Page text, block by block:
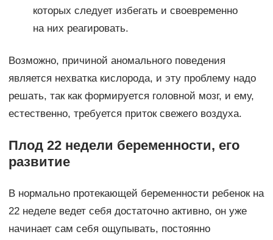
которых следует избегать и своевременно
на них реагировать.
Возможно, причиной аномального поведения
является нехватка кислорода, и эту проблему надо
решать, так как формируется головной мозг, и ему,
естественно, требуется приток свежего воздуха.
Плод 22 недели беременности, его
развитие
В нормально протекающей беременности ребенок на
22 неделе ведет себя достаточно активно, он уже
начинает сам себя ощупывать, постоянно